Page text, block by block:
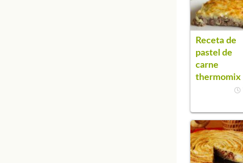
Receta de
pastel de
carne
thermomix